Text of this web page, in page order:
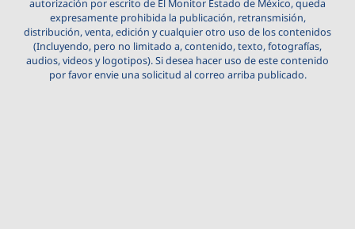
autorización por escrito de El Monitor Estado de México, queda
expresamente prohibida la publicación, retransmisión,
distribución, venta, edición y cualquier otro uso de los contenidos
(Incluyendo, pero no limitado a, contenido, texto, fotografías,
audios, videos y logotipos). Si desea hacer uso de este contenido
por favor envie una solicitud al correo arriba publicado.